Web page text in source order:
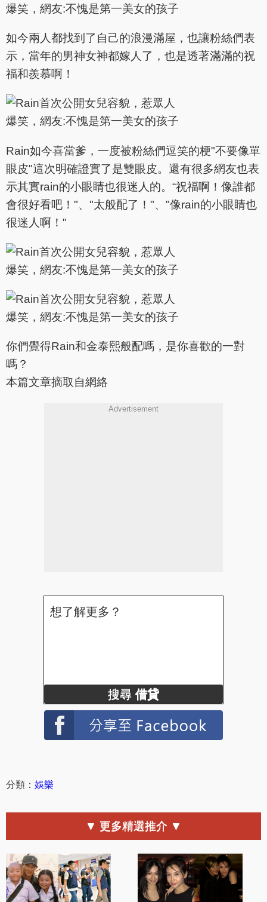
如今兩人都找到了自己的浪漫滿屋，也讓粉絲們表
示，當年的男神女神都嫁人了，也是透著滿滿的祝
福和羨慕啊！
Rain如今喜當爹，一度被粉絲們逗笑的梗"不要像單
眼皮"這次明確證實了是雙眼皮。還有很多網友也表
示其實rain的小眼睛也很迷人的。“祝福啊！像誰都
會很好看吧！"、"太般配了！"、"像rain的小眼睛也
很迷人啊！"
你們覺得Rain和金泰熙般配嗎，是你喜歡的一對
嗎？
本篇文章摘取自網絡
Advertisement
想了解更多？
搜尋 借貸
分類： 娛樂
▼ 更多精選推介 ▼